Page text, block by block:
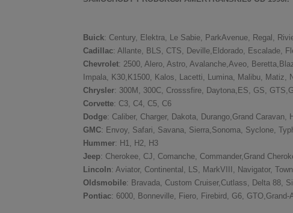
Buick: Century, Elektra, Le Sabie, ParkAvenue, Regal,
Cadillac: Allante, BLS, CTS, Deville,Eldorado, Escalade,
Chevrolet: 2500, Alero, Astro, Avalanche,Aveo,
Impala, K30,K1500, Kalos, Lacetti, Lumina, Malibu, Matiz,
Chrysler: 300M, 300C, Crosssfire, Daytona,ES, GS,
Corvette: C3, C4, C5, C6
Dodge: Caliber, Charger, Dakota, Durango,Grand
GMC: Envoy, Safari, Savana, Sierra,Sonoma, Syclone,
Hummer: H1, H2, H3
Jeep: Cherokee, CJ, Comanche, Commander,Grand
Lincoln: Aviator, Continental, LS, MarkVIII, Navigator,
Oldsmobile: Bravada, Custom Cruiser,Cutlass, Delta 88,
Pontiac: 6000, Bonneville, Fiero, Firebird, G6,